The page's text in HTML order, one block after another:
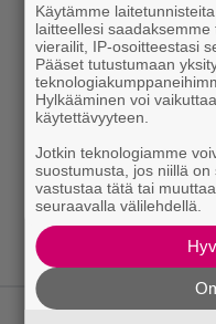
Käytämme
laitteellesi
vierailit, IP-osoitteestasi
Pääset tutustumaan
Hylkääminen voi
käytettävyyteen.
Jotkin teknologiamme
suostumusta, jos niillä
vastustaa tätä tai
seuraavalla välilehdellä.